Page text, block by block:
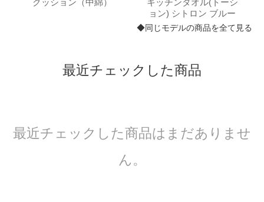
クッション（中綿）
キッチンタオル(トーシ
ョン) シトロン ブルー
◆同じモデルの商品を全て見る
最近チェックした商品
最近チェックした商品はまだありませ
ん。